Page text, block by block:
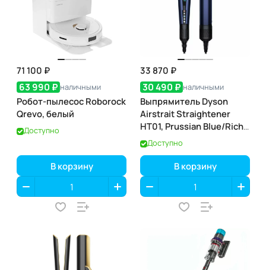
71 100 ₽
63 990 ₽ наличными
Робот-пылесос Roborock
Qrevo, белый
Доступно
В корзину
33 870 ₽
30 490 ₽ наличными
Выпрямитель Dyson
Airstrait Straightener
HT01, Prussian Blue/Rich
Copper
Доступно
В корзину